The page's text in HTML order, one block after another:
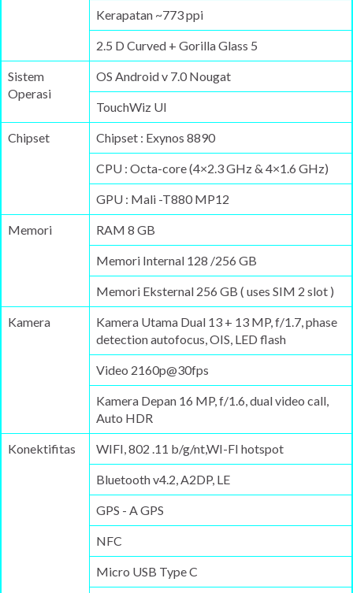
Kerapatan ~773 ppi
2.5 D Curved + Gorilla Glass 5
Sistem
Operasi
OS Android v 7.0 Nougat
TouchWiz UI
Chipset Chipset : Exynos 8890
CPU : Octa-core (4×2.3 GHz & 4×1.6 GHz)
GPU : Mali -T880 MP12
Memori RAM 8 GB
Memori Internal 128 /256 GB
Memori Eksternal 256 GB ( uses SIM 2 slot )
Kamera
Kamera Utama Dual 13 + 13 MP, f/1.7, phase
detection autofocus, OIS, LED flash
Video 2160p@30fps
Kamera Depan 16 MP, f/1.6, dual video call,
Auto HDR
Konektifitas WIFI, 802 .11 b/g/nt,WI-FI hotspot
Bluetooth v4.2, A2DP, LE
GPS - A GPS
NFC
Micro USB Type C